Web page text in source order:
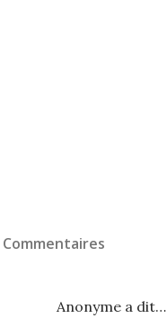
Commentaires
Anonyme a dit…